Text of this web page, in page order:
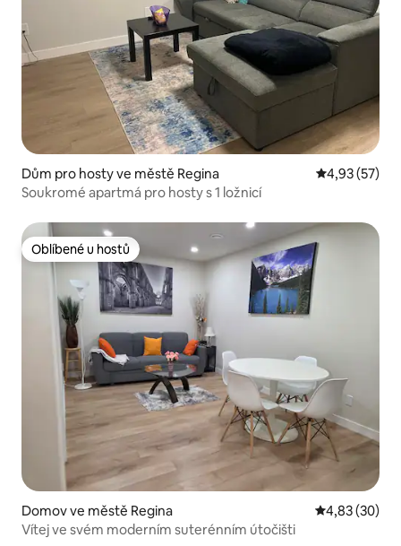
Dům pro hosty ve městě Regina Průměrné
4,93 (57)
Soukromé apartmá pro hosty s 1 ložnicí
Oblíbené u hostů
Oblíbené u hostů
Domov ve městě Regina Průměrné
4,83 (30)
Vítej ve svém moderním suterénním útočišti